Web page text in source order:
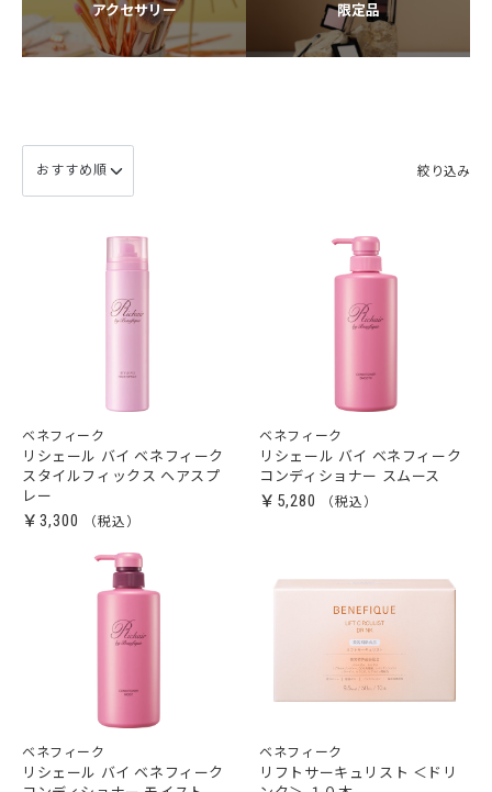
アクセサリー 限定品
絞り込み
ベネフィーク
リシェール バイ ベネフィーク
スタイルフィックス ヘアスプ
レー
￥3,300
ベネフィーク
リシェール バイ ベネフィーク
コンディショナー スムース
￥5,280
ベネフィーク
リシェール バイ ベネフィーク
ベネフィーク
リフトサーキュリスト ＜ドリ